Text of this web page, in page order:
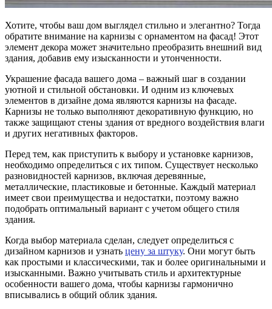
Хотите, чтобы ваш дом выглядел стильно и элегантно? Тогда
обратите внимание на карнизы с орнаментом на фасад! Этот
элемент декора может значительно преобразить внешний вид
здания, добавив ему изысканности и утонченности.
Украшение фасада вашего дома – важный шаг в создании
уютной и стильной обстановки. И одним из ключевых
элементов в дизайне дома являются карнизы на фасаде.
Карнизы не только выполняют декоративную функцию, но
также защищают стены здания от вредного воздействия влаги
и других негативных факторов.
Перед тем, как приступить к выбору и установке карнизов,
необходимо определиться с их типом. Существует несколько
разновидностей карнизов, включая деревянные,
металлические, пластиковые и бетонные. Каждый материал
имеет свои преимущества и недостатки, поэтому важно
подобрать оптимальный вариант с учетом общего стиля
здания.
Когда выбор материала сделан, следует определиться с
дизайном карнизов и узнать цену за штуку. Они могут быть
как простыми и классическими, так и более оригинальными и
изысканными. Важно учитывать стиль и архитектурные
особенности вашего дома, чтобы карнизы гармонично
вписывались в общий облик здания.